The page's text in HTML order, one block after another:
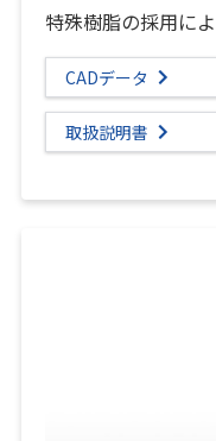
特殊樹脂の採用に
CADデータ
取扱説明書